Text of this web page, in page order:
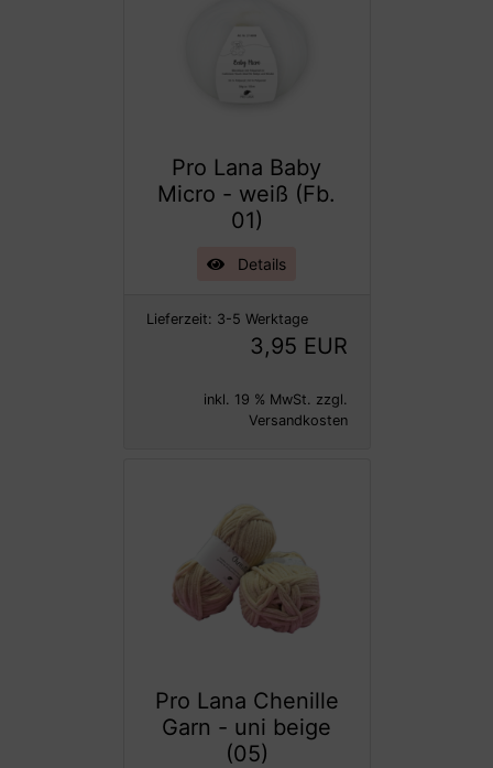
Pro Lana Baby
Micro - weiß (Fb.
01)
Details
Lieferzeit: 3-5 Werktage
3,95 EUR
inkl. 19 % MwSt. zzgl.
Versandkosten
Pro Lana Chenille
Garn - uni beige
(05)